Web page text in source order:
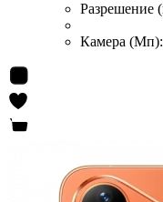
Разрешение
Камера (Мп):